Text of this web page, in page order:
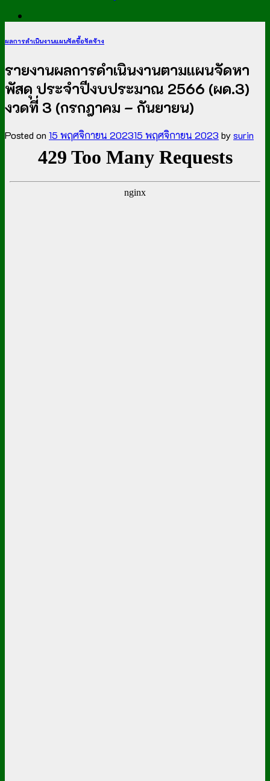
ผลการดำเนินงานแผนจัดซื้อจัดจ้าง
รายงานผลการดำเนินงานตามแผนจัดหา
พัสดุ ประจำปีงบประมาณ 2566 (ผด.3)
งวดที่ 3 (กรกฎาคม – กันยายน)
Posted on 15 พฤศจิกายน 202315 พฤศจิกายน 2023 bysurin